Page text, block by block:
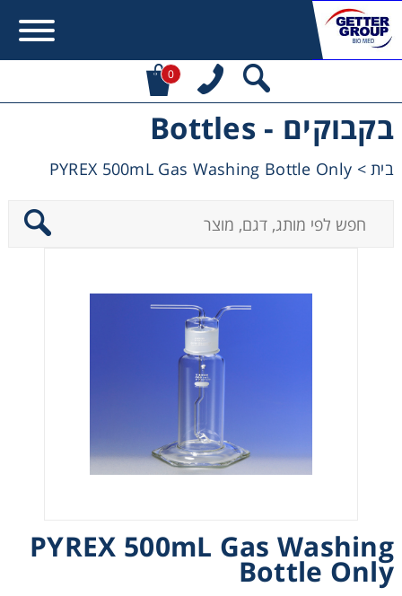
0
בקבוקים - Bottles
בית>
PYREX 500mL Gas Washing Bottle Only
PYREX 500mL Gas Washing
Bottle Only
Contact form not found.
Centrifuges
Instrumentation
Microscopy
Pumps